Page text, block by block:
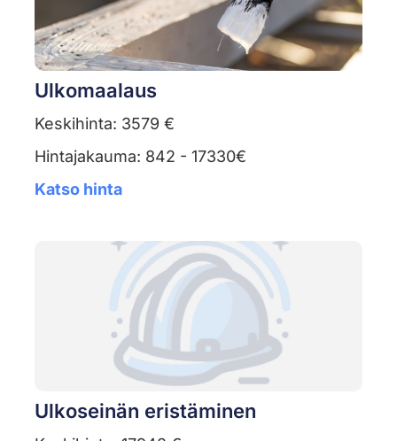
Ulkomaalaus
Keskihinta: 3579 €
Hintajakauma: 842 - 17330€
Katso hinta
Ulkoseinän eristäminen